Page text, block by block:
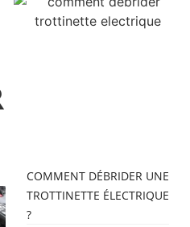
COMMENT DÉBRIDER UNE
TROTTINETTE ÉLECTRIQUE
?